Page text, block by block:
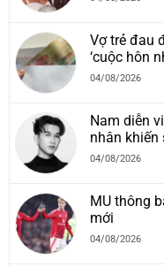
Vợ trẻ đau
‘cuộc hôn
04/08/2026
Nam diễn
nhân khiến
04/08/2026
MU thông
mới
04/08/2026